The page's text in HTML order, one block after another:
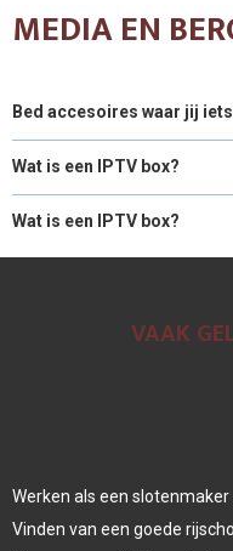
MEDIA EN
Bed accesoires waar jij
Wat is een IPTV box?
Wat is een IPTV box?
VAAK
Werken als een slotenmaker
Vinden van een goede